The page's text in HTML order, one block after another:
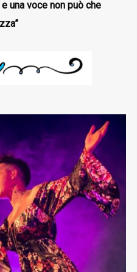
una voce non può che